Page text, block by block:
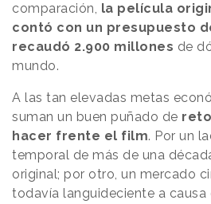
comparación, la película
contó con un presupuesto
recaudó 2.900 millones de
mundo.
A las tan elevadas metas
suman un buen puñado de
hacer frente el film. Por un
temporal de más de una
original; por otro, un mercado
todavía languideciente a